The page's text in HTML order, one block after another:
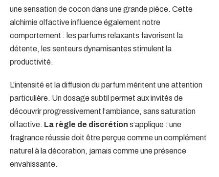
une sensation de cocon dans une grande pièce. Cette
alchimie olfactive influence également notre
comportement : les parfums relaxants favorisent la
détente, les senteurs dynamisantes stimulent la
productivité.
L’intensité et la diffusion du parfum méritent une attention
particulière. Un dosage subtil permet aux invités de
découvrir progressivement l’ambiance, sans saturation
olfactive. La règle de discrétion s’applique : une
fragrance réussie doit être perçue comme un complément
naturel à la décoration, jamais comme une présence
envahissante.